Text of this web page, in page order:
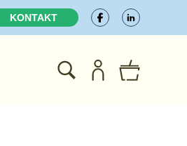
KONTAKT